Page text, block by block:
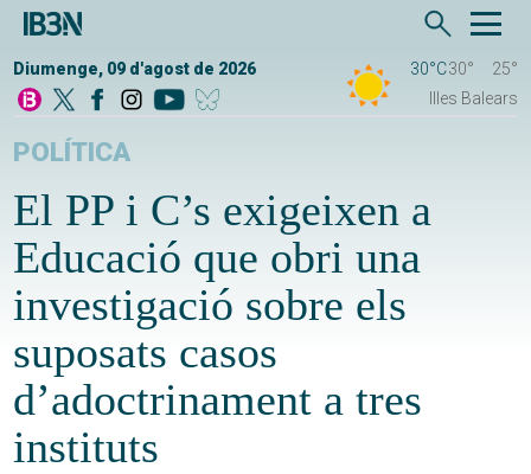
Diumenge, 09 d'agost de 2026 30°C30°
25°
Illes Balears
POLÍTICA
El PP i C’s exigeixen a
Educació que obri una
investigació sobre els
suposats casos
d’adoctrinament a tres
instituts